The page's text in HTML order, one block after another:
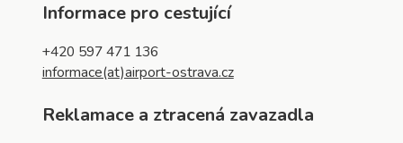
Informace pro cestující
+420 597 471 136
informace(at)airport-ostrava.cz
Reklamace a ztracená zavazadla